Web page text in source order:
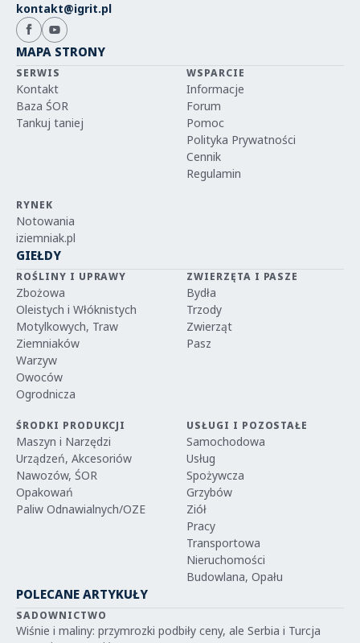
kontakt@igrit.pl
MAPA STRONY
SERWIS
Kontakt
Baza ŚOR
Tankuj taniej
WSPARCIE
Informacje
Forum
Pomoc
Polityka Prywatności
Cennik
Regulamin
RYNEK
Notowania
iziemniak.pl
GIEŁDY
ROŚLINY I UPRAWY
Zbożowa
Oleistych i Włóknistych
Motylkowych, Traw
Ziemniaków
Warzyw
Owoców
Ogrodnicza
ZWIERZĘTA I PASZE
Bydła
Trzody
Zwierząt
Pasz
ŚRODKI PRODUKCJI
Maszyn i Narzędzi
Urządzeń, Akcesoriów
Nawozów, ŚOR
Opakowań
Paliw Odnawialnych/OZE
USŁUGI I POZOSTAŁE
Samochodowa
Usług
Spożywcza
Grzybów
Ziół
Pracy
Transportowa
Nieruchomości
Budowlana, Opału
POLECANE ARTYKUŁY
SADOWNICTWO
Wiśnie i maliny: przymrozki podbiły ceny, ale Serbia i Turcja